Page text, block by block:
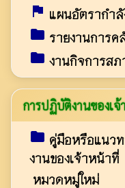
assistant_photo แผนอัตรากำลั
folder รายงานการค
folder งานกิจการสภ
การปฏิบัติงานของเ
folder คู่มือหรือแนว
งานของเจ้าหน้าที่
หมวดหมู่ใหม่